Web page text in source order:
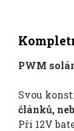
PWM
Svou
článků,
Při 12V